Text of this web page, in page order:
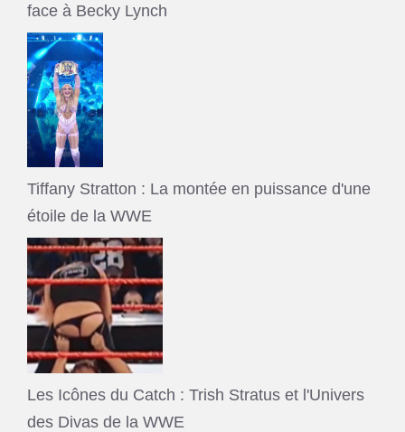
face à Becky Lynch
Tiffany Stratton : La montée en puissance d'une
étoile de la WWE
Les Icônes du Catch : Trish Stratus et l'Univers
des Divas de la WWE